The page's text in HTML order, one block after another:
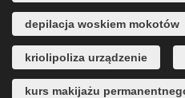
depilacja woskiem mokotów
kriolipoliza urządzenie
kurs makijażu